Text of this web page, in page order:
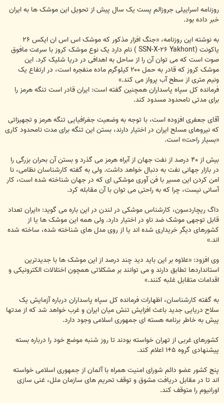
روزنامه اسراييلی جروزالم پست يک سال پيش از تحويل اين موشک ها به ايران
خبر داده بود.
به نوشته اين روزنامه، «جنگ افزار مذکور که موشک اس اس ان ايکس ۲۶
ياکونت (SSN-X-۲۶ Yakhont ) نام دارد يک نوع موشک کروز با سرعت مافوق
صوت است که می توان آن را از ساحل به اهدافی در دريا شليک کرد. اين
موشک کروز که قادر به حمل ۲۰۰ کيلوگرم ماده منفجره است، در ارتفاع يک
ونيم متری از سطح آب پرواز می کند.»
فرمانده کل سپاه پاسداران همچنين گفته است: ايران قادر است تنگه هرمز را
برای مدتی نامحدود مسدود کند.
آقای جعفری افزوده است، با توجه به وضعيت جغرافيايی تنگه هرمز و تجهيزاتی
که نيروهای مسلح ايران در اختيار دارند، بستن اين تنگه برای مدت نامحدود کاری
«بسيار راحت» است.
بيش از ۴۰ درصد از نفت جهان از آبراه هرمز می گذرد و بستن آن بحران بزرگی را
در بازار جهانی نفت به دنبال خواهد داشت. ولی به گفته کارشناسان نظامی، نا
امن کردن اين مسير با فن آوری موشکی ای که در جهان شناخته شده است، کار
آسانی نيست، چرا که به راحتی می توان با آن مقابله کرد.
داگ ريچاردسون، کارشناس موشکی در لندن در اين باره می گويد: «ايران تعداد
قابل توجهی موشک ضد ناو در اختيار دارد. ولی همه اين موشک ها يا از
کشورهای ديگر خريداری شده اند يا از روی مدل های شناخته شده، ساخته شده
اند.»
وی افزود: «علاوه بر اين بايد ديد چند درصد از اين موشک ها با جديدترين
استانداردها تطابق دارند و می توانند بر مشکلاتی همچون اختلالات الکترونيکی و
اقدامات متقابل غلبه کنند.»
به گفته کارشناسان، اظهارات فرمانده کل سپاه پاسداران درباره آزمايش يک
سلاح دريايی جديد باعث افزايش تنش ميان ايران و غرب خواهد شد که از مدتها
پيش به خاطر برنامه هسته ای جمهوری اسلامی وجود دارد.
کشورهای غربی از تهران خواسته بودند تا روز شنبه موضع خود را درباره بسته
پيشنهادی گروه ۵+۱ اعلام کند.
پنج کشور عضو دائم شورای امنيت همراه با آلمان از جمهوری اسلامی خواسته
اند تا در مقابل دريافت مشوق و توقف تحريم های سازمان ملل، غنی سازی
اورانيوم را متوقف کند.